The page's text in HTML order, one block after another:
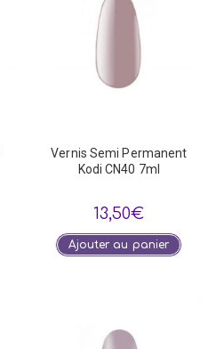
Vernis Semi Permanent
Kodi CN40 7ml
13,50€
Ajouter au panier